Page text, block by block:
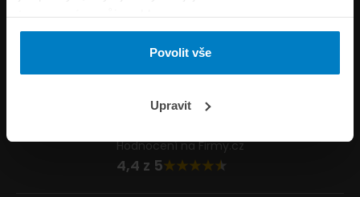
tomu prosím svůj souhlas.
Povolit vše
Upravit
Formuláře
Napište nám
Hodnocení na Firmy.cz
4,4 z 5